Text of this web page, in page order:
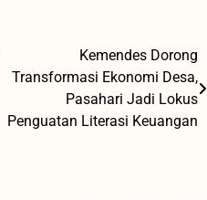
Kemendes Dorong
Transformasi Ekonomi Desa,
Pasahari Jadi Lokus
Penguatan Literasi Keuangan